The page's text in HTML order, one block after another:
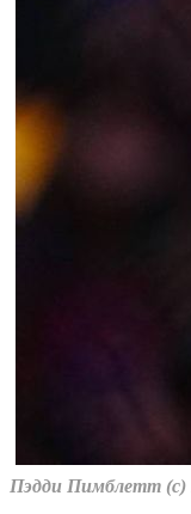
Пэдди Пимблетт (с)